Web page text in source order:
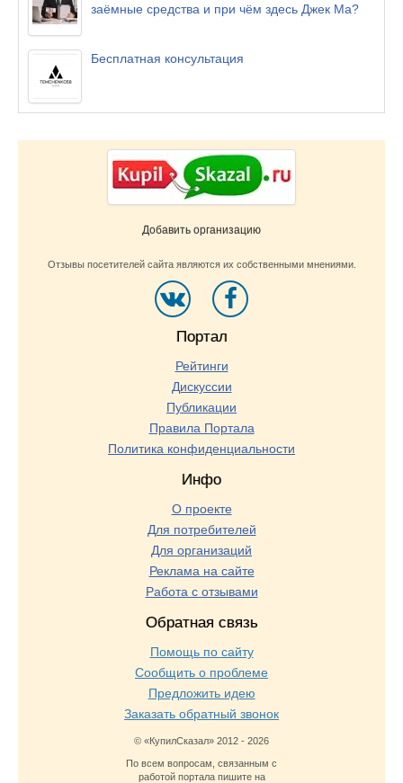
заёмные средства и при чём здесь Джек Ма?
Бесплатная консультация
Добавить организацию
Отзывы посетителей сайта являются их собственными мнениями.
Портал
Рейтинги
Дискуссии
Публикации
Правила Портала
Политика конфиденциальности
Инфо
О проекте
Для потребителей
Для организаций
Реклама на сайте
Работа с отзывами
Обратная связь
Помощь по сайту
Сообщить о проблеме
Предложить идею
Заказать обратный звонок
© «КупилСказал» 2012 - 2026
По всем вопросам, связанным с
работой портала пишите на